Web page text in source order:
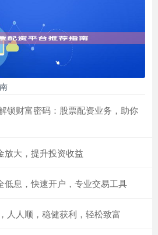
锁财富密码：股票配资业务，助你
放大，提升投资收益
低息，快速开户，专业交易工具
人人顺，稳健获利，轻松致富